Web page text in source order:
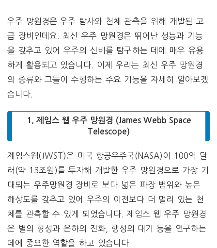
우주 망원경은 우주 탐사와 천체 관측을 위해 개발된 고
급 장비인데요. 최신 우주 망원경은 뛰어난 성능과 기능
을 갖추고 있어 우주의 신비를 탐구하는 데에 매우 유용
하게 활용되고 있습니다. 이제 우리는 최신 우주 망원경
의 종류와 그들이 수행하는 주요 기능을 자세히 알아보겠
습니다.
1. 제임스 웹 우주 망원경 (James Webb Space
Telescope)
제임스웹(JWST)은 미국 항공우주국(NASA)이 100억 달
러(약 13조원)를 투자해 개발한 우주 망원경으로 가장 기
대되는 우주망원경 장비로 보다 넓은 파장 범위와 높은
해상도를 갖추고 있어 우주의 이전보다 더 멀리 있는 천
체를 관측할 수 있게 되었습니다. 제임스 웹 우주 망원경
은 별의 형성과 은하의 진화, 행성의 대기 등을 연구하는
데에 중요한 역할을 하고 있습니다.